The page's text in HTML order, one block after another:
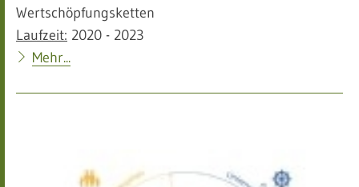
Wertschöpfungsketten
Laufzeit: 2020 - 2023
Mehr...